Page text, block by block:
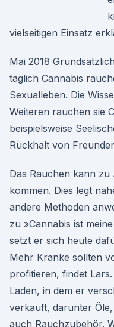
vielseitigen Einsatz
Mai 2018
täglich Cannabis
Sexualleben. Die
Weiteren rauchen sie
beispielsweise
Rückhalt von
Das Rauchen kann
kommen. Dies legt
andere Methoden
zu »Cannabis ist
setzt er sich heute
Mehr Kranke sollten
profitieren, findet
Laden, in dem er
verkauft, darunter
auch Rauchzubehör.